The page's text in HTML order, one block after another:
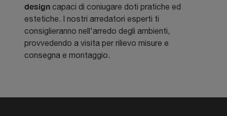
design capaci di coniugare doti pratiche ed
estetiche. I nostri arredatori esperti ti
consiglieranno nell'arredo degli ambienti,
provvedendo a visita per rilievo misure e
consegna e montaggio.